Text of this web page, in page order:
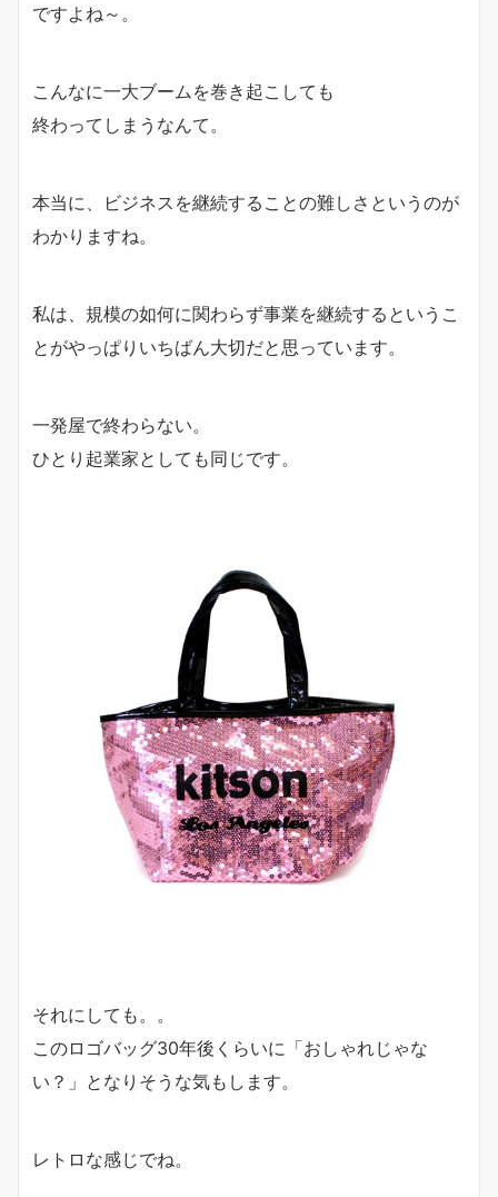
ですよね～。
こんなに一大ブームを巻き起こしても
終わってしまうなんて。
本当に、ビジネスを継続することの難しさというのが
わかりますね。
私は、規模の如何に関わらず事業を継続するというこ
とがやっぱりいちばん大切だと思っています。
一発屋で終わらない。
ひとり起業家としても同じです。
それにしても。。
このロゴバッグ30年後くらいに「おしゃれじゃな
い？」となりそうな気もします。
レトロな感じでね。